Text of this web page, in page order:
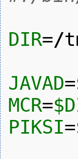
DIR=/
JAVAD=
MCR=
PIKSI=